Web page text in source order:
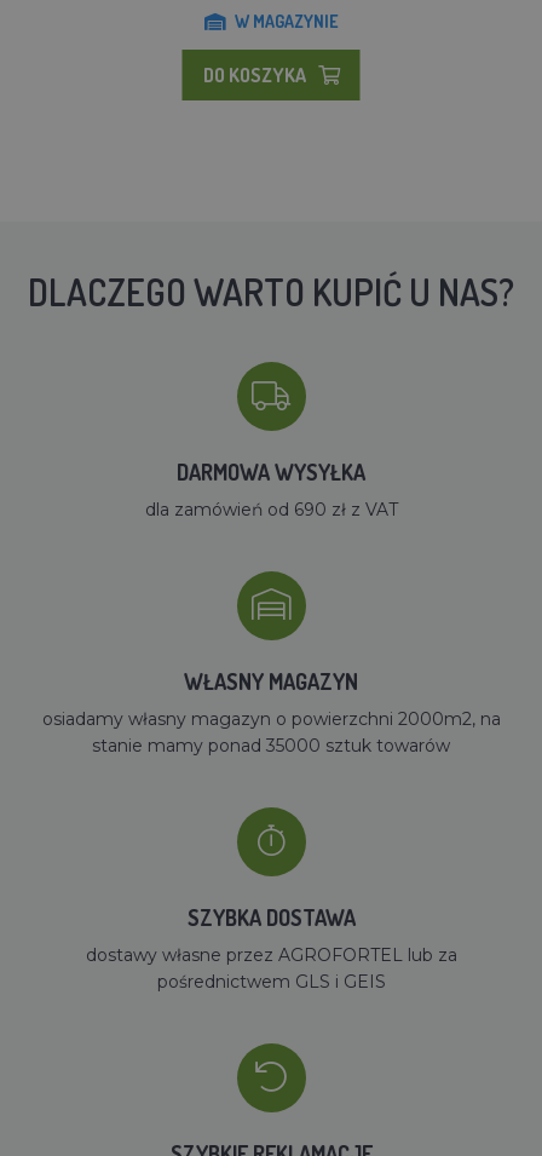
W MAGAZYNIE
DO KOSZYKA
DLACZEGO WARTO KUPIĆ U NAS?
DARMOWA WYSYŁKA
dla zamówień od 690 zł z VAT
WŁASNY MAGAZYN
osiadamy własny magazyn o powierzchni 2000m2, na
stanie mamy ponad 35000 sztuk towarów
SZYBKA DOSTAWA
dostawy własne przez AGROFORTEL lub za
pośrednictwem GLS i GEIS